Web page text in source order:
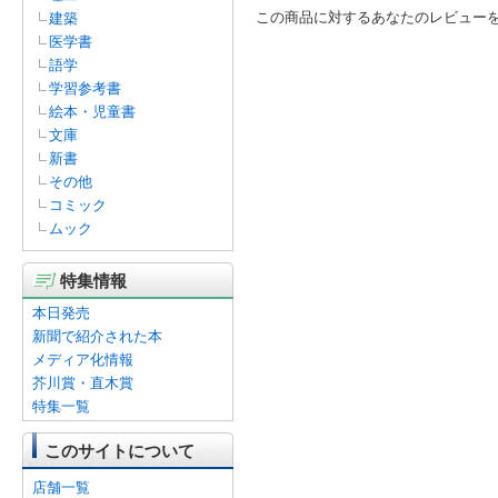
建築
医学書
語学
学習参考書
絵本・児童書
文庫
新書
その他
コミック
ムック
特集情報
本日発売
新聞で紹介された本
メディア化情報
芥川賞・直木賞
特集一覧
このサイトについて
店舗一覧
この商品に対するあなたのレビュー